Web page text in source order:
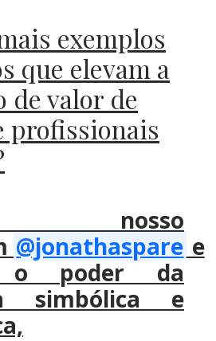
exemplos
que elevam a
de valor de
profissionais
nosso
@jonathaspare e
o poder da
simbólica e